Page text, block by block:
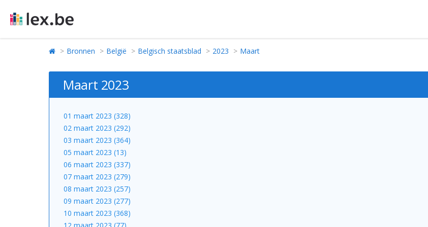
Bronnen België Belgisch staatsblad 2023 Maart
Maart 2023
01 maart 2023 (328)
02 maart 2023 (292)
03 maart 2023 (364)
05 maart 2023 (13)
06 maart 2023 (337)
07 maart 2023 (279)
08 maart 2023 (257)
09 maart 2023 (277)
10 maart 2023 (368)